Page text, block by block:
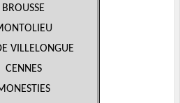
BROUSSE
VILLELONGUE
CENNES